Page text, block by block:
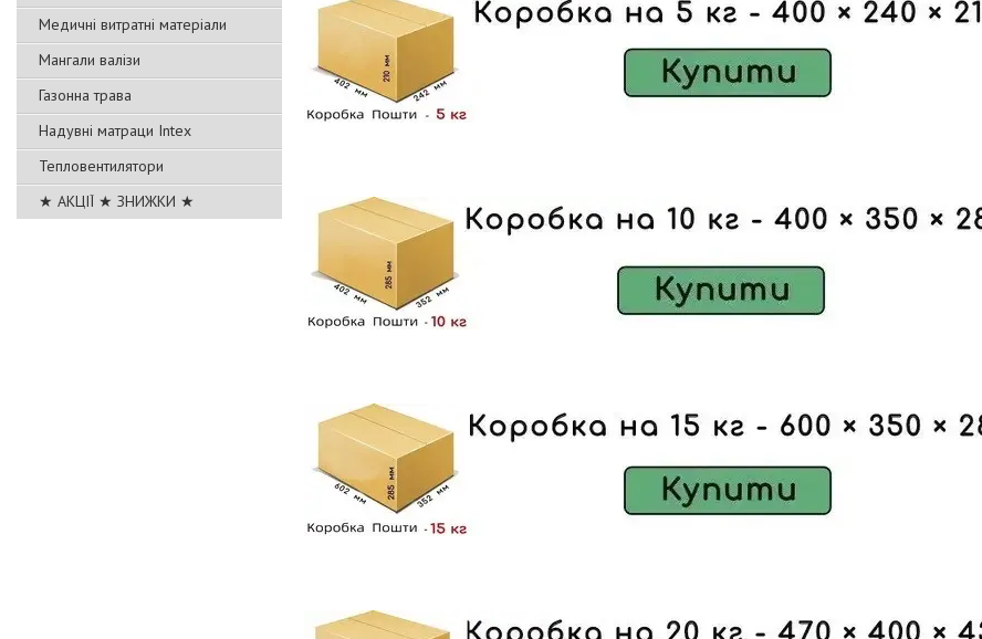
Медичні витратні матеріали
Мангали валізи
Газонна трава
Надувні матраци Intex
Тепловентилятори
★ АКЦІЇ ★ ЗНИЖКИ ★